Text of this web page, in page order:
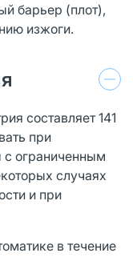
барьер (плот),
изжоги.
составляет 141
при
с ограниченным
случаях
и при
в течение